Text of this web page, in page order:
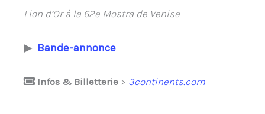
Lion d’Or à la 62e Mostra de Venise
▶ Bande-annonce
Infos & Billetterie > 3continents.com